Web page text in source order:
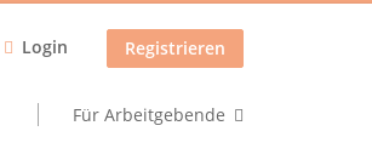
Login Registrieren
Für Arbeitgebende